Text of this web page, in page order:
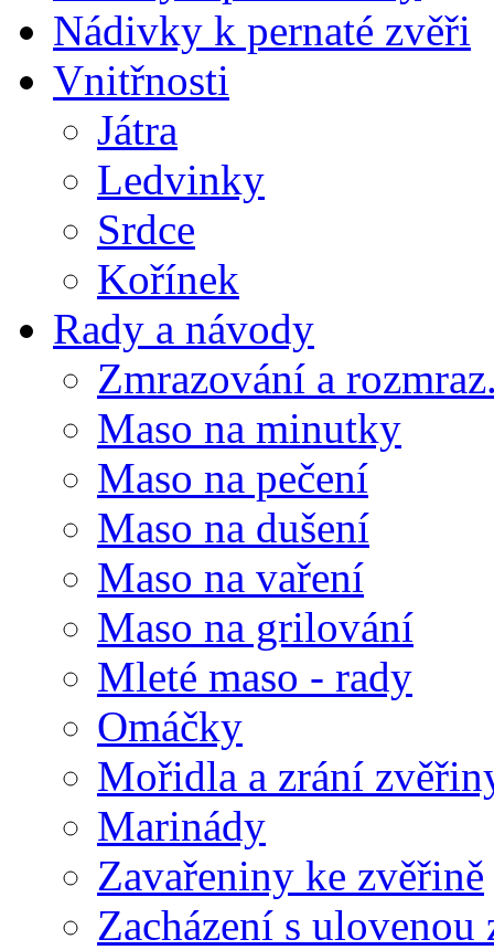
Nádivky k pernaté zvěři
Vnitřnosti
Játra
Ledvinky
Srdce
Kořínek
Rady a návody
Zmrazování a
Maso na minutky
Maso na pečení
Maso na dušení
Maso na vaření
Maso na grilování
Mleté maso - rady
Omáčky
Mořidla a zrání
Marinády
Zavařeniny ke zvěřině
Zacházení s ulovenou